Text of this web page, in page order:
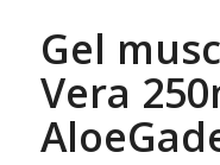
Gel
Vera